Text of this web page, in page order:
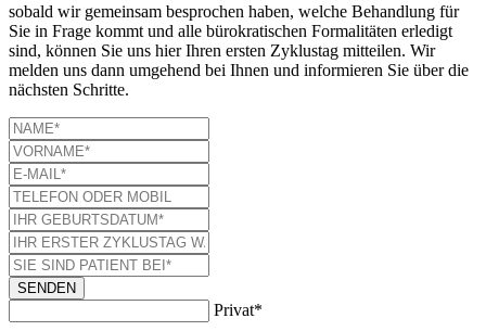
sobald wir gemeinsam besprochen haben, welche Behandlung für
Sie in Frage kommt und alle bürokratischen Formalitäten erledigt
sind, können Sie uns hier Ihren ersten Zyklustag mitteilen. Wir
melden uns dann umgehend bei Ihnen und informieren Sie über die
nächsten Schritte.
SENDEN
Privat*